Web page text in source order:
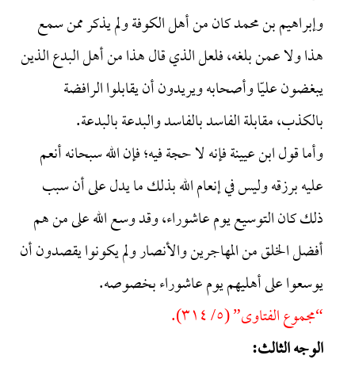
وإبراهيم بن محمد كان من أهل الكوفة ولم يذكر ممن سمع
هذا ولا عمن بلغه، فلعل الذي قال هذا من أهل البدع الذين
يبغضون عليّا وأصحابه ويريدون أن يقابلوا الرافضة
بالكذب، مقابلة الفاسد بالفاسد والبدعة بالبدعة.
وأما قول ابن عيينة فإنه لا حجة فيه؛ فإن الله سبحانه أنعم
عليه برزقه وليس في إنعام الله بذلك ما يدل على أن سبب
ذلك كان التوسيع يوم عاشوراء، وقد وسع الله على من هم
أفضل الخلق من المهاجرين والأنصار ولم يكونوا يقصدون أن
يوسعوا على أهليهم يوم عاشوراء بخصوصه.
“مجموع الفتاوى” (٥/ ٣١٤).
الوجه الثالث: